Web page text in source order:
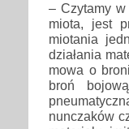
– Czytamy
miota, jest
miotania
działania
mowa o
broń
nunczaków